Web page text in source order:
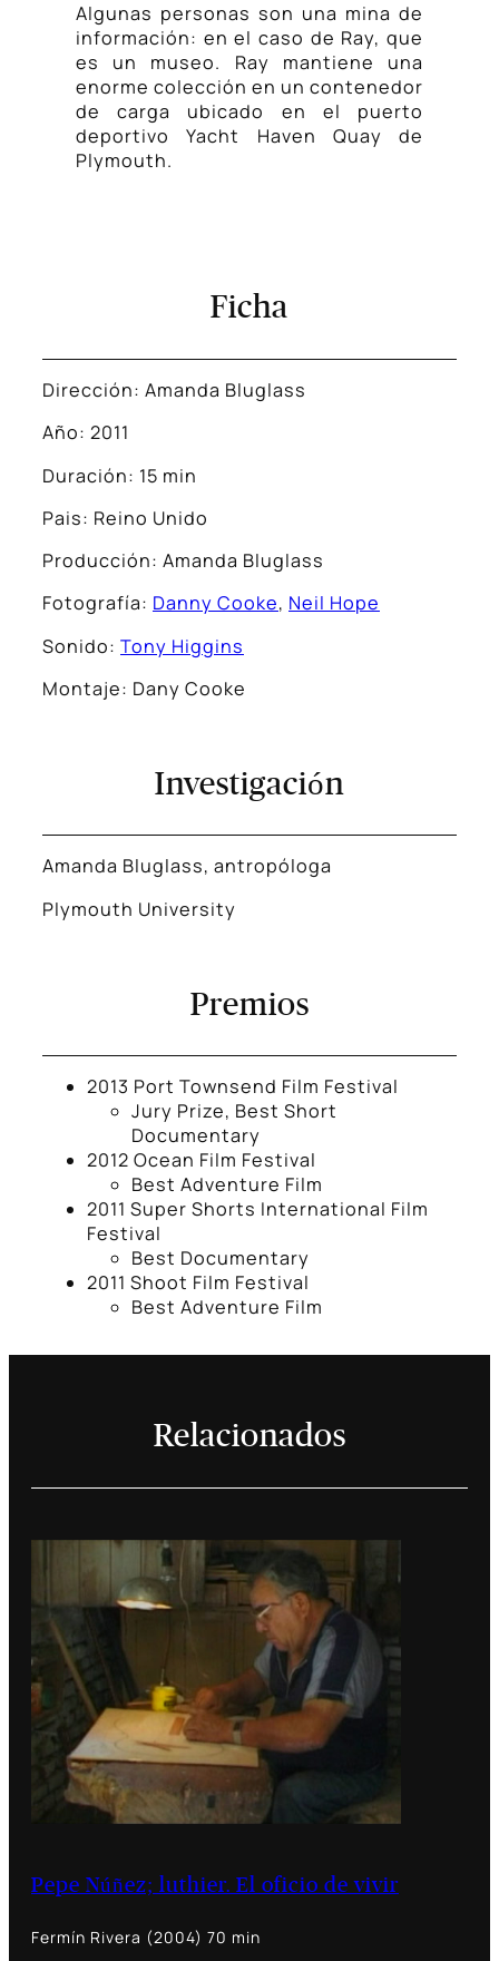
Algunas personas son una mina de
información: en el caso de Ray, que
es un museo. Ray mantiene una
enorme colección en un contenedor
de carga ubicado en el puerto
deportivo Yacht Haven Quay de
Plymouth.
Ficha
Dirección: Amanda Bluglass
Año: 2011
Duración: 15 min
Pais: Reino Unido
Producción: Amanda Bluglass
Fotografía: Danny Cooke, Neil Hope
Sonido: Tony Higgins
Montaje: Dany Cooke
Investigación
Amanda Bluglass, antropóloga
Plymouth University
Premios
2013 Port Townsend Film Festival
Jury Prize, Best Short
Documentary
2012 Ocean Film Festival
Best Adventure Film
2011 Super Shorts International Film
Festival
Best Documentary
2011 Shoot Film Festival
Best Adventure Film
Relacionados
Pepe Núñez; luthier. El oficio de vivir
Fermín Rivera (2004) 70 min